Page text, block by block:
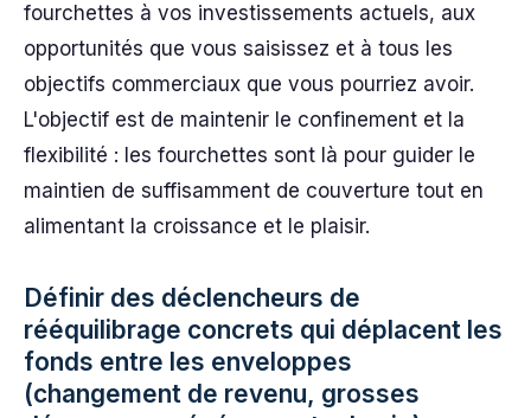
fourchettes à vos investissements actuels, aux
opportunités que vous saisissez et à tous les
objectifs commerciaux que vous pourriez avoir.
L'objectif est de maintenir le confinement et la
flexibilité : les fourchettes sont là pour guider le
maintien de suffisamment de couverture tout en
alimentant la croissance et le plaisir.
Définir des déclencheurs de
rééquilibrage concrets qui déplacent les
fonds entre les enveloppes
(changement de revenu, grosses